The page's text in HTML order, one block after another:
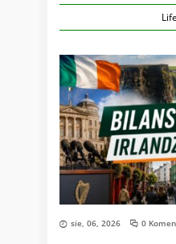
sie, 06, 2026 0